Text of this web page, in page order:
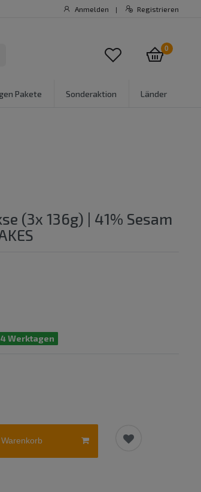
Anmelden | Registrieren
0
Pakete Sonderaktion Länder
(3x 136g) | 41% Sesam
Werktagen